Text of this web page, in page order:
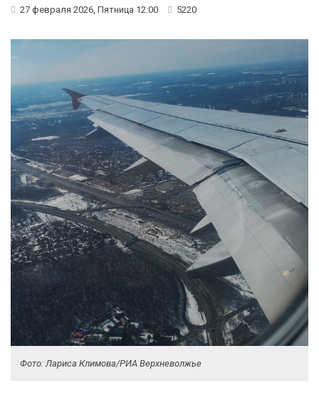
27 февраля 2026, Пятница 12:00 5220
Фото: Лариса Климова/РИА Верхневолжье